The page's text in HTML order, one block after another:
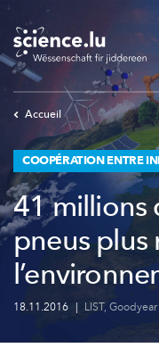
Skip
main
content
Accueil
COOPÉRATION ENTRE
41 millions
pneus plus
18.11.2016 | LIST, Goodyear